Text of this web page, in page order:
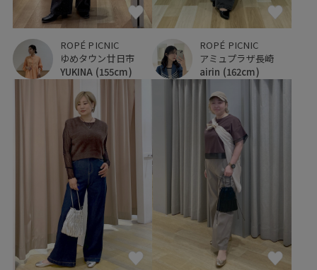
ROPÉ PICNIC
ゆめタウン廿日市
YUKINA (155cm)
ROPÉ PICNIC
アミュプラザ長崎
airin (162cm)